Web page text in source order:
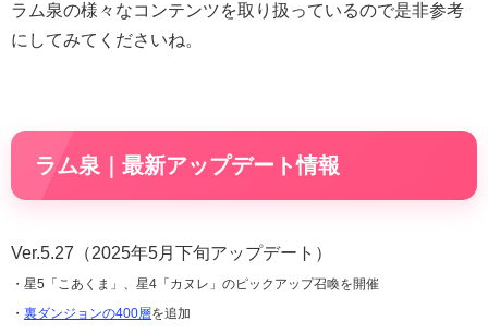
ラム泉の様々なコンテンツを取り扱っているので是非参考
にしてみてくださいね。
ラム泉｜最新アップデート情報
Ver.5.27（2025年5月下旬アップデート）
・星5「こあくま」、星4「カヌレ」のピックアップ召喚を開催
・ 裏ダンジョンの400層を追加